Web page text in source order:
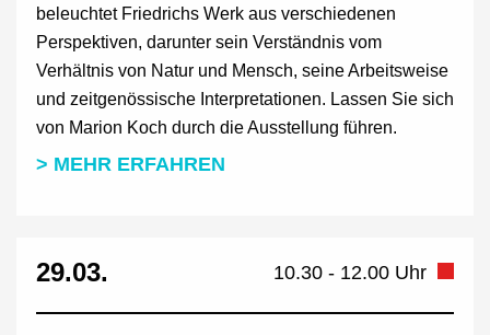
beleuchtet Friedrichs Werk aus verschiedenen
Perspektiven, darunter sein Verständnis vom
Verhältnis von Natur und Mensch, seine Arbeitsweise
und zeitgenössische Interpretationen. Lassen Sie sich
von Marion Koch durch die Ausstellung führen.
> MEHR ERFAHREN
29.03. 10.30 - 12.00 Uhr